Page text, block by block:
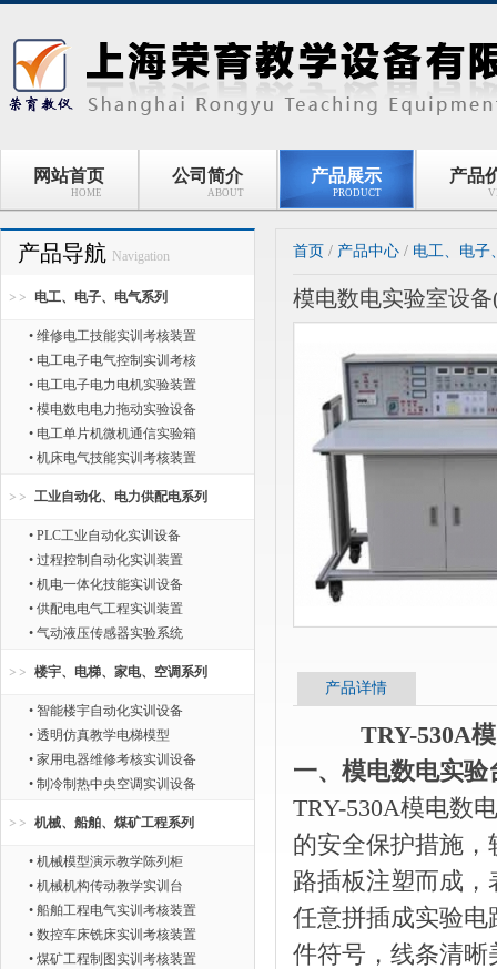
网站首页
HOME
公司简介
ABOUT
产品展示
PRODUCT
产品
产品导航 Navigation
电工、电子、电气系列
• 维修电工技能实训考核装置
• 电工电子电气控制实训考核
• 电工电子电力电机实验装置
• 模电数电电力拖动实验设备
• 电工单片机微机通信实验箱
• 机床电气技能实训考核装置
工业自动化、电力供配电系列
• PLC工业自动化实训设备
• 过程控制自动化实训装置
• 机电一体化技能实训设备
• 供配电电气工程实训装置
• 气动液压传感器实验系统
楼宇、电梯、家电、空调系列
• 智能楼宇自动化实训设备
• 透明仿真教学电梯模型
• 家用电器维修考核实训设备
• 制冷制热中央空调实训设备
机械、船舶、煤矿工程系列
• 机械模型演示教学陈列柜
• 机械机构传动教学实训台
• 船舶工程电气实训考核装置
• 数控车床铣床实训考核装置
• 煤矿工程制图实训考核装置
首页 / 产品中心 / 电工、电子
模电数电实验室设
产品详情
TRY-530A
一、模电数电实验
TRY-530A模电数
的安全保护措施
路插板注塑而成
任意拼插成实验
件符号，线条清